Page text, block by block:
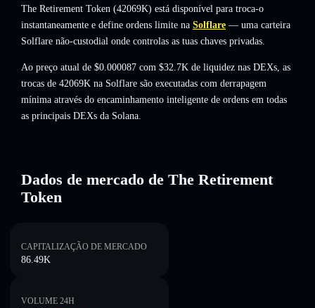
The Retirement Token (42069K) está disponível para troca-o
instantaneamente e define ordens limite na Solflare — uma carteira
Solflare não-custodial onde controlas as tuas chaves privadas.
Ao preço atual de $0.000087 com $32.7K de liquidez nas DEXs, as
trocas de 42069K na Solflare são executadas com derrapagem
mínima através do encaminhamento inteligente de ordens em todas
as principais DEXs da Solana.
Dados de mercado de The Retirement
Token
CAPITALIZAÇÃO DE MERCADO
86.49K
VOLUME 24H